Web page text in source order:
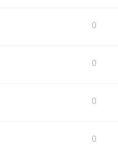
0
0
0
0